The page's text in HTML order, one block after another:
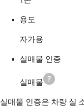
용도
자가용
실매물 인증
실매물
실매물 인증은 차량 실